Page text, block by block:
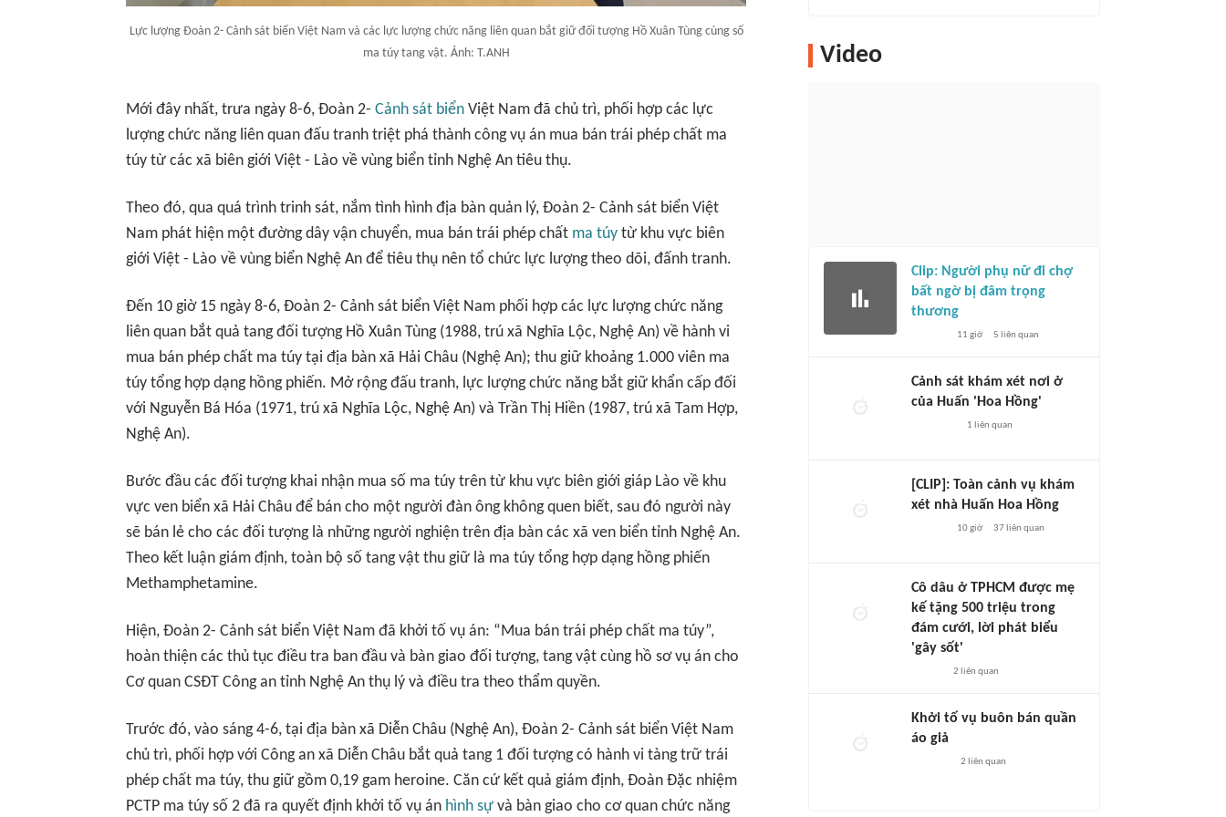
Lực lượng Đoàn 2- Cảnh sát biển Việt Nam và các lực lượng chức năng liên quan bắt giữ đối tượng Hồ Xuân Tùng cùng số
ma túy tang vật. Ảnh: T.ANH
Mới đây nhất, trưa ngày 8-6, Đoàn 2- Cảnh sát biển Việt Nam đã chủ trì, phối hợp các lực
lượng chức năng liên quan đấu tranh triệt phá thành công vụ án mua bán trái phép chất ma
túy từ các xã biên giới Việt - Lào về vùng biển tỉnh Nghệ An tiêu thụ.
Theo đó, qua quá trình trinh sát, nắm tình hình địa bàn quản lý, Đoàn 2- Cảnh sát biển Việt
Nam phát hiện một đường dây vận chuyển, mua bán trái phép chất ma túy từ khu vực biên
giới Việt - Lào về vùng biển Nghệ An để tiêu thụ nên tổ chức lực lượng theo dõi, đấnh tranh.
Đến 10 giờ 15 ngày 8-6, Đoàn 2- Cảnh sát biển Việt Nam phối hợp các lực lượng chức năng
liên quan bắt quả tang đối tượng Hồ Xuân Tùng (1988, trú xã Nghĩa Lộc, Nghệ An) về hành vi
mua bán phép chất ma túy tại địa bàn xã Hải Châu (Nghệ An); thu giữ khoảng 1.000 viên ma
túy tổng hợp dạng hồng phiến. Mở rộng đấu tranh, lực lượng chức năng bắt giữ khẩn cấp đối
với Nguyễn Bá Hóa (1971, trú xã Nghĩa Lộc, Nghệ An) và Trần Thị Hiền (1987, trú xã Tam Hợp,
Nghệ An).
Bước đầu các đối tượng khai nhận mua số ma túy trên từ khu vực biên giới giáp Lào về khu
vực ven biển xã Hải Châu để bán cho một người đàn ông không quen biết, sau đó người này
sẽ bán lẻ cho các đối tượng là những người nghiện trên địa bàn các xã ven biển tỉnh Nghệ An.
Theo kết luận giám định, toàn bộ số tang vật thu giữ là ma túy tổng hợp dạng hồng phiến
Methamphetamine.
Hiện, Đoàn 2- Cảnh sát biển Việt Nam đã khởi tố vụ án: “Mua bán trái phép chất ma túy”,
hoàn thiện các thủ tục điều tra ban đầu và bàn giao đối tượng, tang vật cùng hồ sơ vụ án cho
Cơ quan CSĐT Công an tỉnh Nghệ An thụ lý và điều tra theo thẩm quyền.
Trước đó, vào sáng 4-6, tại địa bàn xã Diễn Châu (Nghệ An), Đoàn 2- Cảnh sát biển Việt Nam
chủ trì, phối hợp với Công an xã Diễn Châu bắt quả tang 1 đối tượng có hành vi tàng trữ trái
phép chất ma túy, thu giữ gồm 0,19 gam heroine. Căn cứ kết quả giám định, Đoàn Đặc nhiệm
PCTP ma túy số 2 đã ra quyết định khởi tố vụ án hình sự và bàn giao cho cơ quan chức năng
Video
Clip: Người phụ nữ đi chợ
bất ngờ bị đâm trọng
thương
11 giờ 5 liên quan
Cảnh sát khám xét nơi ở
của Huấn 'Hoa Hồng'
1 liên quan
[CLIP]: Toàn cảnh vụ khám
xét nhà Huấn Hoa Hồng
10 giờ 37liên quan
Cô dâu ở TPHCM được mẹ
kế tặng 500 triệu trong
đám cưới, lời phát biểu
'gây sốt'
2 liên quan
Khởi tố vụ buôn bán quần
áo giả
2 liên quan